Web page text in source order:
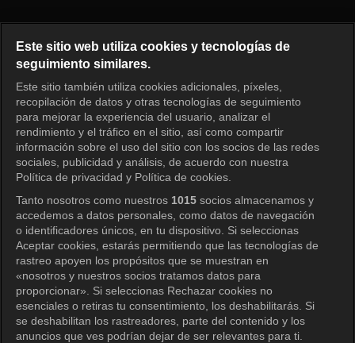
Iniciar sesión
Este sitio web utiliza cookies y tecnologías de
seguimiento similares.
Este sitio también utiliza cookies adicionales, píxeles,
recopilación de datos y otras tecnologías de seguimiento
para mejorar la experiencia del usuario, analizar el
rendimiento y el tráfico en el sitio, así como compartir
información sobre el uso del sitio con los socios de las redes
sociales, publicidad y análisis, de acuerdo con nuestra
Política de privacidad y Política de cookies.
Tanto nosotros como nuestros 1015 socios almacenamos y
accedemos a datos personales, como datos de navegación
o identificadores únicos, en tu dispositivo. Si seleccionas
Aceptar cookies, estarás permitiendo que las tecnologías de
rastreo apoyen los propósitos que se muestran en
«nosotros y nuestros socios tratamos datos para
proporcionar». Si seleccionas Rechazar cookies no
esenciales o retiras tu consentimiento, los deshabilitarás. Si
se deshabilitan los rastreadores, parte del contenido y los
anuncios que ves podrían dejar de ser relevantes para ti.